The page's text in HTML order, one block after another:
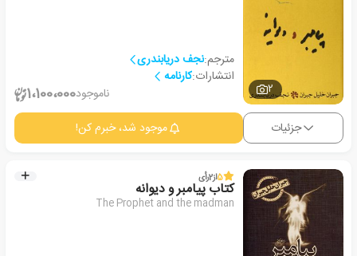
2
مترجم:نجف دریابندری
انتشارات:کارنامه
ناموجود1،100،000
جزئیات موجود شد، خبرم کن!
5از2رأی
کتاب پیامبر و دیوانه
The Prophet and the madman